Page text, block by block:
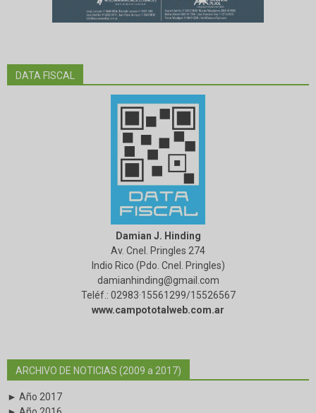
DATA FISCAL
Damian J. Hinding
Av. Cnel. Pringles 274
Indio Rico (Pdo. Cnel. Pringles)
damianhinding@gmail.com
Teléf.: 02983·15561299/15526567
www.campototalweb.com.ar
ARCHIVO DE NOTICIAS (2009 a 2017)
► Año 2017